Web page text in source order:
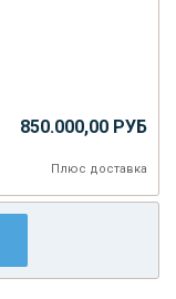
850.000,00 РУБ
Плюс доставка